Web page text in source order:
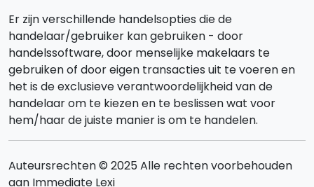
Er zijn verschillende handelsopties die de
handelaar/gebruiker kan gebruiken - door
handelssoftware, door menselijke makelaars te
gebruiken of door eigen transacties uit te voeren en
het is de exclusieve verantwoordelijkheid van de
handelaar om te kiezen en te beslissen wat voor
hem/haar de juiste manier is om te handelen.
Auteursrechten © 2025 Alle rechten voorbehouden
aan Immediate Lexi